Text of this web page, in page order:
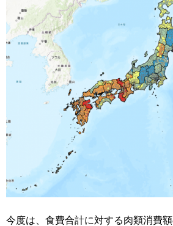
今度は、食費合計に対する肉類消費